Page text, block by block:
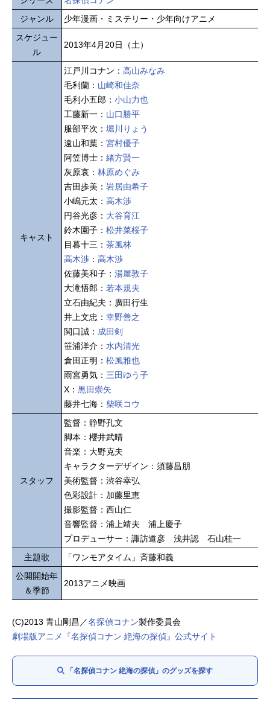
ジャンル
少年漫画・ミステリー・少年向けアニメ
スケジュー
ル
2013年4月20日（土）
キャスト
江戸川コナン： 高山みなみ
毛利蘭： 山崎和佳奈
毛利小五郎： 小山力也
工藤新一： 山口勝平
服部平次： 堀川りょう
遠山和葉： 宮村優子
阿笠博士： 緒方賢一
灰原哀： 林原めぐみ
吉田歩美： 岩居由希子
小嶋元太： 高木渉
円谷光彦： 大谷育江
鈴木園子： 松井菜桜子
目暮十三： 茶風林
高木渉 ： 高木渉
佐藤美和子： 湯屋敦子
大滝悟郎： 若本規夫
立石由紀夫：廣田行生
井上文忠： 幸野善之
関口誠： 成田剣
笹浦洋介： 水内清光
倉田正明： 松風雅也
雨宮勇気： 三田ゆう子
X： 黒田崇矢
藤井七海： 柴咲コウ
スタッフ
監督：静野孔文
脚本：櫻井武晴
音楽：大野克夫
キャラクターデザイン：須藤昌朋
美術監督：渋谷幸弘
色彩設計：加藤里恵
撮影監督：西山仁
音響監督：浦上靖夫 浦上慶子
プロデューサー：諏訪道彦 浅井認 石山桂一
主題歌
「ワンモアタイム」斉藤和義
公開開始年
＆季節
2013アニメ映画
(C)2013 青山剛昌／名探偵コナン製作委員会
劇場版アニメ『名探偵コナン 絶海の探偵』公式サイト
「名探偵コナン 絶海の探偵」のグッズを探す